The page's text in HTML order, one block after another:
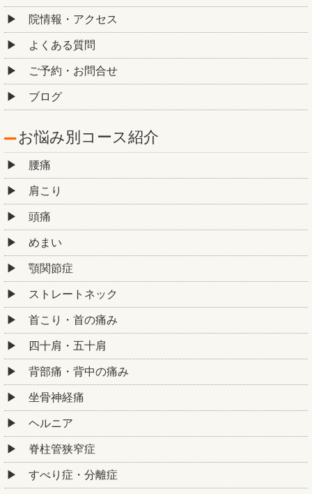
院情報・アクセス
よくある質問
ご予約・お問合せ
ブログ
お悩み別コース紹介
腰痛
肩こり
頭痛
めまい
顎関節症
ストレートネック
首こり・首の痛み
四十肩・五十肩
背部痛・背中の痛み
坐骨神経痛
ヘルニア
脊柱管狭窄症
すべり症・分離症